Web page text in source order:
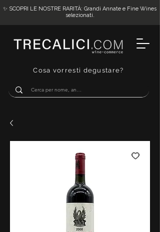
Cosa vorresti degustare?
✨ SCOPRI LE NOSTRE RARITÀ: Grandi Annate e Fine Wines
selezionati.